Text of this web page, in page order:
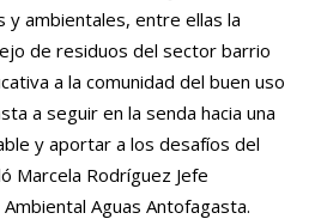
y ambientales, entre ellas la
de residuos del sector barrio
a la comunidad del buen uso
a seguir en la senda hacia una
y aportar a los desafíos del
Marcela Rodríguez Jefe
Aguas Antofagasta.